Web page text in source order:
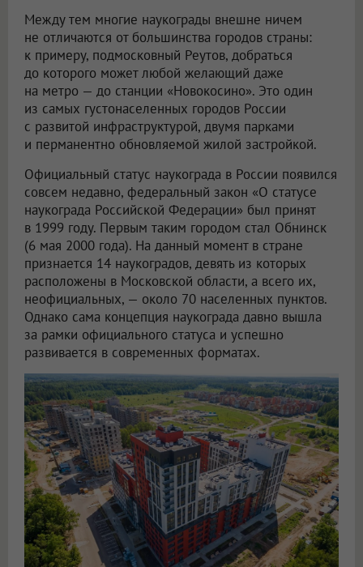
Между тем многие наукограды внешне ничем
не отличаются от большинства городов страны:
к примеру, подмосковный Реутов, добраться
до которого может любой желающий даже
на метро — до станции «Новокосино». Это один
из самых густонаселенных городов России
с развитой инфраструктурой, двумя парками
и перманентно обновляемой жилой застройкой.
Официальный статус наукограда в России появился
совсем недавно, федеральный закон «О статусе
наукограда Российской Федерации» был принят
в 1999 году. Первым таким городом стал Обнинск
(6 мая 2000 года). На данный момент в стране
признается 14 наукоградов, девять из которых
расположены в Московской области, а всего их,
неофициальных, — около 70 населенных пунктов.
Однако сама концепция наукограда давно вышла
за рамки официального статуса и успешно
развивается в современных форматах.